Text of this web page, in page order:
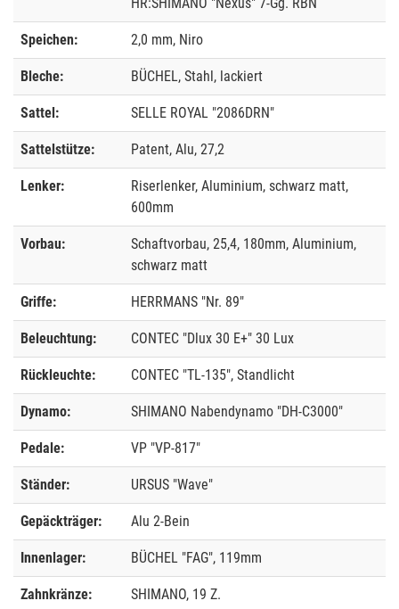
Speichen: 2,0 mm, Niro
Bleche: BÜCHEL, Stahl, lackiert
Sattel: SELLE ROYAL "2086DRN"
Sattelstütze: Patent, Alu, 27,2
Lenker:
Riserlenker, Aluminium, schwarz matt,
600mm
Vorbau:
Schaftvorbau, 25,4, 180mm, Aluminium,
schwarz matt
Griffe: HERRMANS "Nr. 89"
Beleuchtung: CONTEC "Dlux 30 E+" 30 Lux
Rückleuchte: CONTEC "TL-135", Standlicht
Dynamo: SHIMANO Nabendynamo "DH-C3000"
Pedale: VP "VP-817"
Ständer: URSUS "Wave"
Gepäckträger: Alu 2-Bein
Innenlager: BÜCHEL "FAG", 119mm
Zahnkränze: SHIMANO, 19 Z.